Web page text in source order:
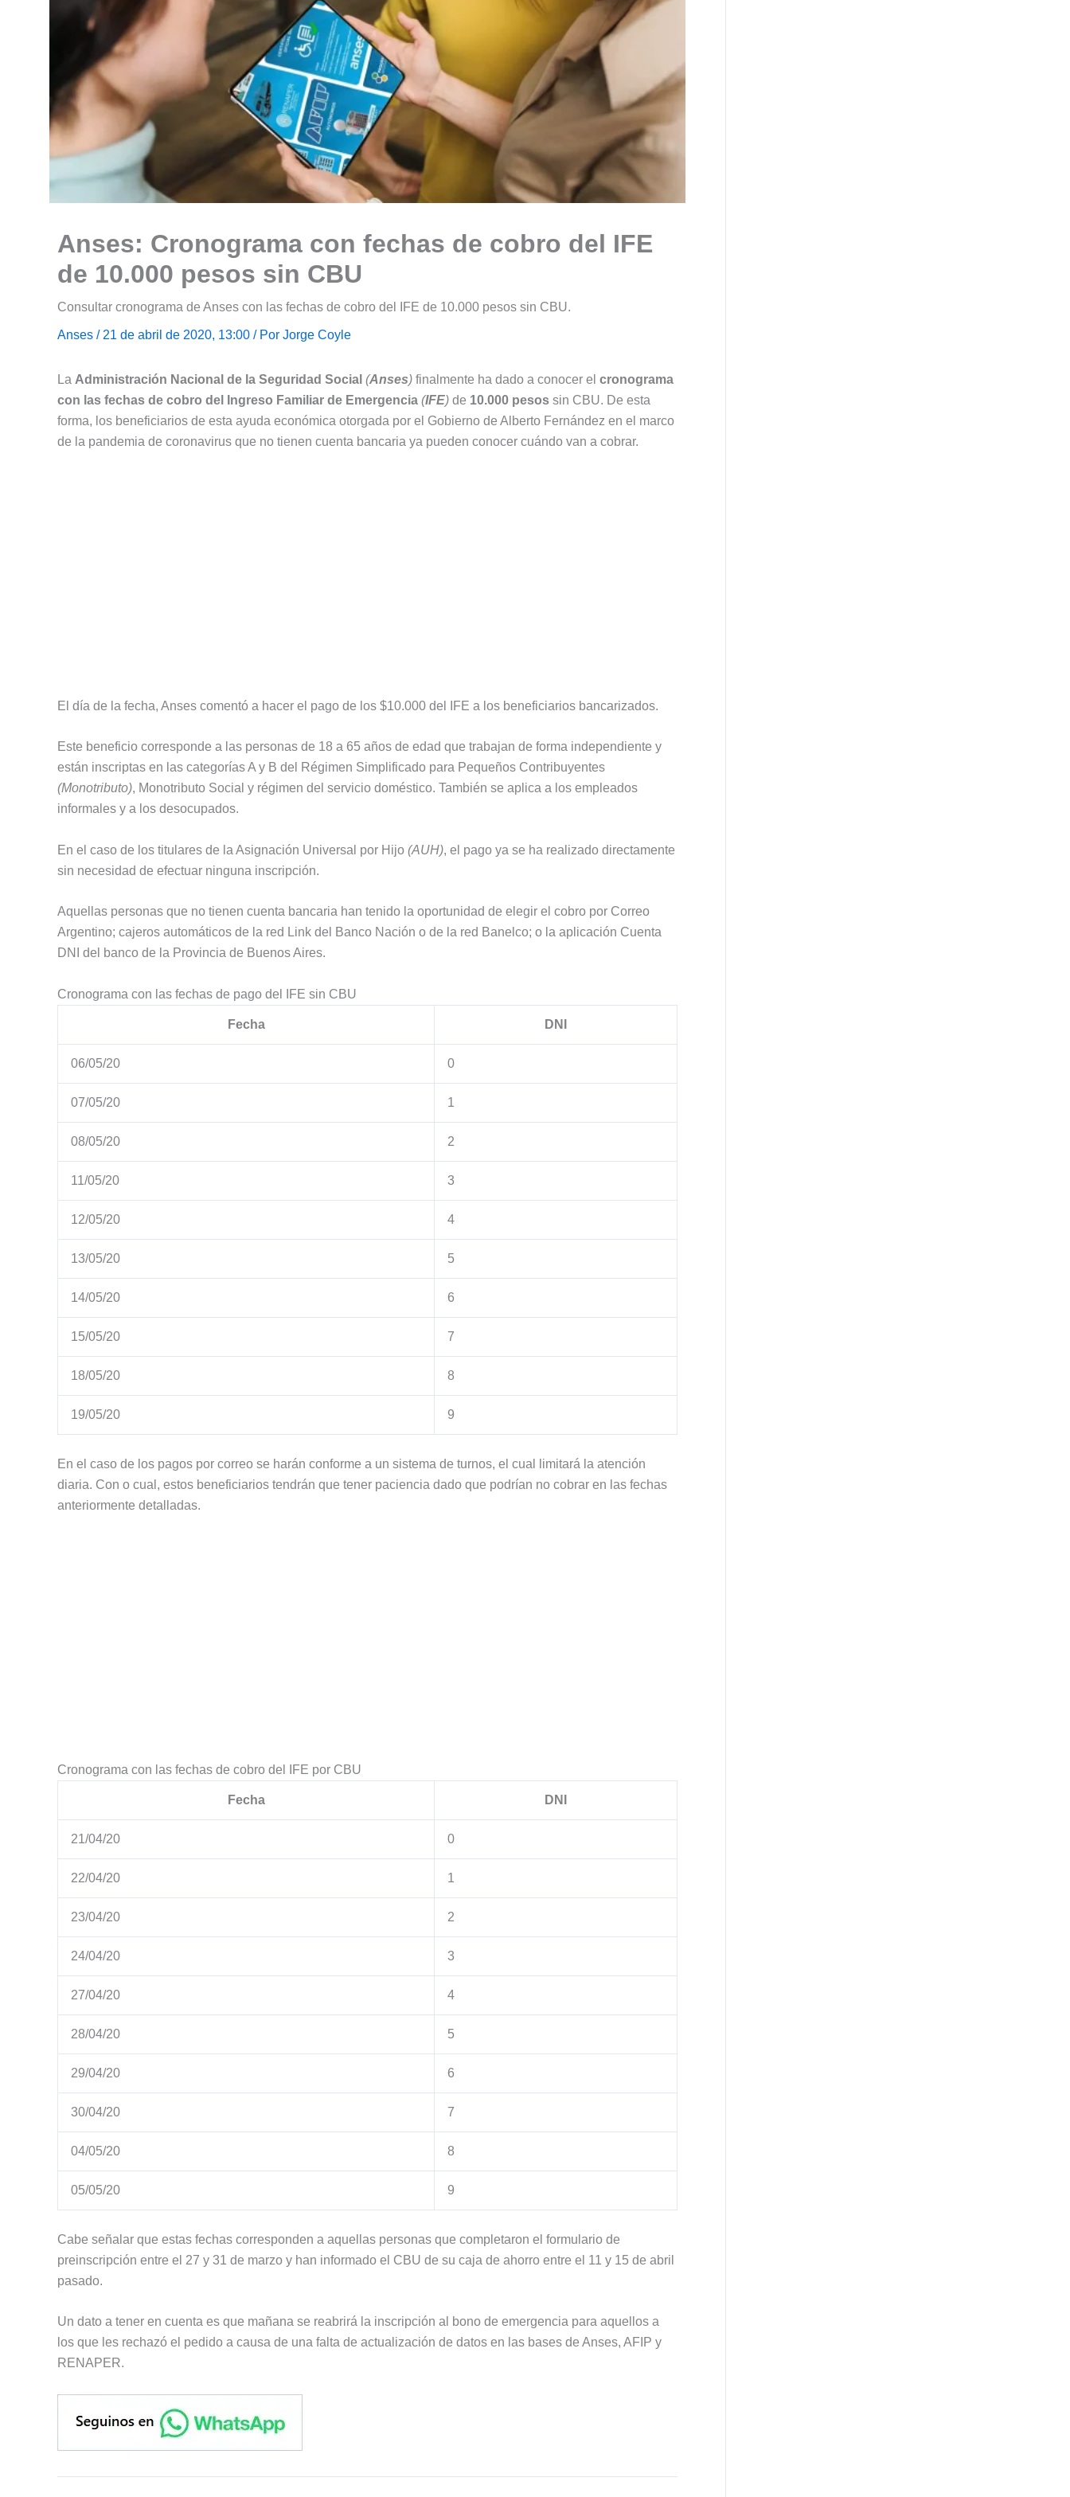
Anses: Cronograma con fechas de cobro del IFE
de 10.000 pesos sin CBU
Consultar cronograma de Anses con las fechas de cobro del IFE de 10.000 pesos sin CBU.
Anses / 21 de abril de 2020, 13:00 / Por Jorge Coyle
La Administración Nacional de la Seguridad Social (Anses) finalmente ha dado a conocer el cronograma
con las fechas de cobro del Ingreso Familiar de Emergencia (IFE) de 10.000 pesos sin CBU. De esta
forma, los beneficiarios de esta ayuda económica otorgada por el Gobierno de Alberto Fernández en el marco
de la pandemia de coronavirus que no tienen cuenta bancaria ya pueden conocer cuándo van a cobrar.
El día de la fecha, Anses comentó a hacer el pago de los $10.000 del IFE a los beneficiarios bancarizados.
Este beneficio corresponde a las personas de 18 a 65 años de edad que trabajan de forma independiente y
están inscriptas en las categorías A y B del Régimen Simplificado para Pequeños Contribuyentes
(Monotributo), Monotributo Social y régimen del servicio doméstico. También se aplica a los empleados
informales y a los desocupados.
En el caso de los titulares de la Asignación Universal por Hijo (AUH), el pago ya se ha realizado directamente
sin necesidad de efectuar ninguna inscripción.
Aquellas personas que no tienen cuenta bancaria han tenido la oportunidad de elegir el cobro por Correo
Argentino; cajeros automáticos de la red Link del Banco Nación o de la red Banelco; o la aplicación Cuenta
DNI del banco de la Provincia de Buenos Aires.
Cronograma con las fechas de pago del IFE sin CBU
Fecha DNI
06/05/20 0
07/05/20 1
08/05/20 2
11/05/20 3
12/05/20 4
13/05/20 5
14/05/20 6
15/05/20 7
18/05/20 8
19/05/20 9
En el caso de los pagos por correo se harán conforme a un sistema de turnos, el cual limitará la atención
diaria. Con o cual, estos beneficiarios tendrán que tener paciencia dado que podrían no cobrar en las fechas
anteriormente detalladas.
Cronograma con las fechas de cobro del IFE por CBU
Fecha DNI
21/04/20 0
22/04/20 1
23/04/20 2
24/04/20 3
27/04/20 4
28/04/20 5
29/04/20 6
30/04/20 7
04/05/20 8
05/05/20 9
Cabe señalar que estas fechas corresponden a aquellas personas que completaron el formulario de
preinscripción entre el 27 y 31 de marzo y han informado el CBU de su caja de ahorro entre el 11 y 15 de abril
pasado.
Un dato a tener en cuenta es que mañana se reabrirá la inscripción al bono de emergencia para aquellos a
los que les rechazó el pedido a causa de una falta de actualización de datos en las bases de Anses, AFIP y
RENAPER.